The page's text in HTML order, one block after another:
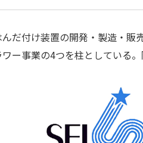
だ付け装置の開発・製造・販
ー事業の4つを柱としている